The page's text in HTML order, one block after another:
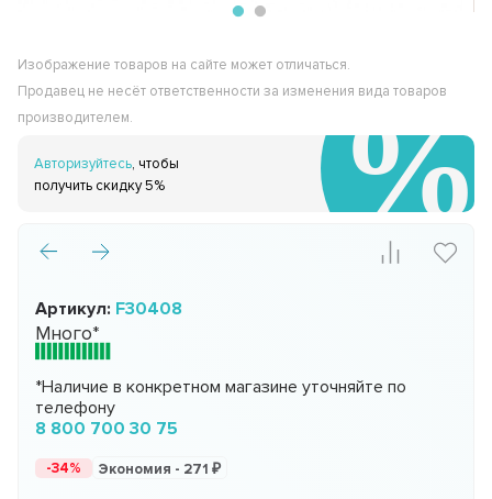
Изображение товаров на сайте может отличаться.
Продавец не несёт ответственности за изменения вида товаров
производителем.
Авторизуйтесь, чтобы
получить скидку 5%
Артикул: F30408
Много*
*Наличие в конкретном магазине уточняйте по
телефону
8 800 700 30 75
-34% Экономия - 271